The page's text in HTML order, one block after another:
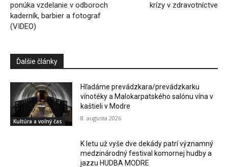
ponúka vzdelanie v odboroch
kaderník, barbier a fotograf
(VIDEO)
krízy v zdravotníctve
Ďalšie články
Kultúra a voľný čas
Hľadáme prevádzkara/prevádzkarku
vínotéky a Malokarpatského salónu vína v
kaštieli v Modre
8. augusta 2026
K letu už vyše dve dekády patrí významný
medzinárodný festival komornej hudby a
jazzu HUDBA MODRE